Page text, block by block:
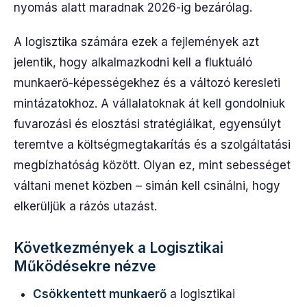
nyomás alatt maradnak 2026-ig bezárólag.
A logisztika számára ezek a fejlemények azt
jelentik, hogy alkalmazkodni kell a fluktuáló
munkaerő-képességekhez és a változó keresleti
mintázatokhoz. A vállalatoknak át kell gondolniuk
fuvarozási és elosztási stratégiáikat, egyensúlyt
teremtve a költségmegtakarítás és a szolgáltatási
megbízhatóság között. Olyan ez, mint sebességet
váltani menet közben – simán kell csinálni, hogy
elkerüljük a rázós utazást.
Következmények a Logisztikai
Működésekre nézve
Csökkentett munkaerő a logisztikai